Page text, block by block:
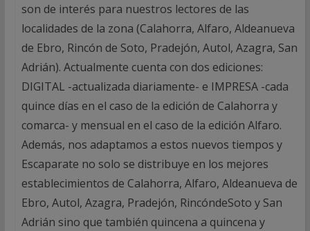
son de interés para nuestros lectores de las
localidades de la zona (Calahorra, Alfaro, Aldeanueva
de Ebro, Rincón de Soto, Pradejón, Autol, Azagra, San
Adrián). Actualmente cuenta con dos ediciones:
DIGITAL -actualizada diariamente- e IMPRESA -cada
quince días en el caso de la edición de Calahorra y
comarca- y mensual en el caso de la edición Alfaro.
Además, nos adaptamos a estos nuevos tiempos y
Escaparate no solo se distribuye en los mejores
establecimientos de Calahorra, Alfaro, Aldeanueva de
Ebro, Autol, Azagra, Pradejón, RincóndeSoto y San
Adrián sino que también quincena a quincena y